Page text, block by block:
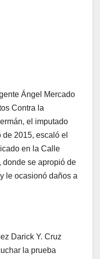
Ángel Mercado
Contra la
el imputado
2015, escaló el
en la Calle
donde se apropió de
le ocasionó daños a
Darick Y. Cruz
la prueba